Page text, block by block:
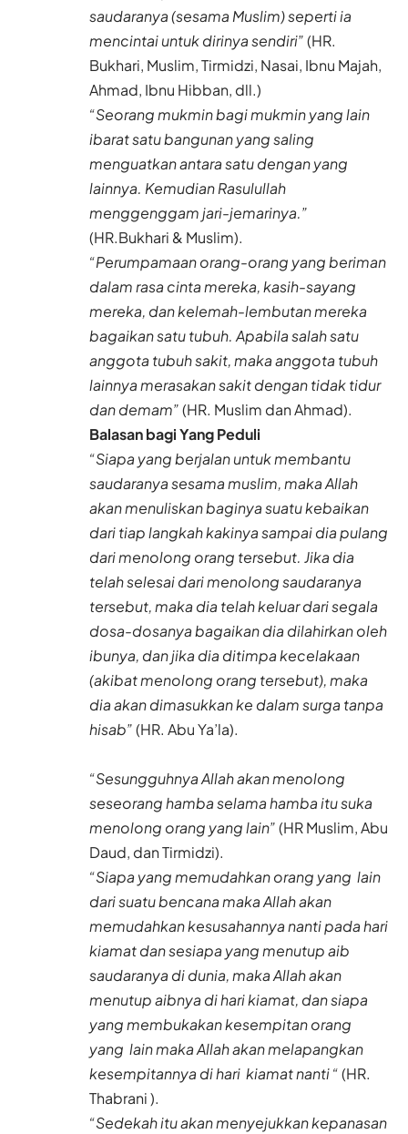
saudaranya (sesama Muslim) seperti ia
mencintai untuk dirinya sendiri”(HR.
Bukhari, Muslim, Tirmidzi, Nasai, Ibnu Majah,
Ahmad, Ibnu Hibban, dll.)
“Seorang mukmin bagi mukmin yang lain
ibarat satu bangunan yang saling
menguatkan antara satu dengan yang
lainnya. Kemudian Rasulullah
menggenggam jari-jemarinya.”
(HR.Bukhari & Muslim).
“Perumpamaan orang-orang yang beriman
dalam rasa cinta mereka, kasih-sayang
mereka, dan kelemah-lembutan mereka
bagaikan satu tubuh. Apabila salah satu
anggota tubuh sakit, maka anggota tubuh
lainnya merasakan sakit dengan tidak tidur
dan demam”(HR. Muslim dan Ahmad).
Balasan bagi Yang Peduli
“Siapa yang berjalan untuk membantu
saudaranya sesama muslim, maka Allah
akan menuliskan baginya suatu kebaikan
dari tiap langkah kakinya sampai dia pulang
dari menolong orang tersebut. Jika dia
telah selesai dari menolong saudaranya
tersebut, maka dia telah keluar dari segala
dosa-dosanya bagaikan dia dilahirkan oleh
ibunya, dan jika dia ditimpa kecelakaan
(akibat menolong orang tersebut), maka
dia akan dimasukkan ke dalam surga tanpa
hisab”(HR. Abu Ya’la).
“Sesungguhnya Allah akan menolong
seseorang hamba selama hamba itu suka
menolong orang yang lain”(HR Muslim, Abu
Daud, dan Tirmidzi).
“Siapa yang memudahkan orang yang lain
dari suatu bencana maka Allah akan
memudahkan kesusahannya nanti pada hari
kiamat dan sesiapa yang menutup aib
saudaranya di dunia, maka Allah akan
menutup aibnya di hari kiamat, dan siapa
yang membukakan kesempitan orang
yang lain maka Allah akan melapangkan
kesempitannya di hari kiamat nanti “(HR.
Thabrani ).
“Sedekah itu akan menyejukkan kepanasan